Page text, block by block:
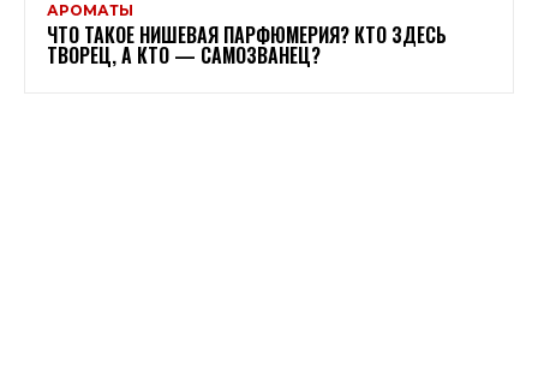
АРОМАТЫ
ЧТО ТАКОЕ НИШЕВАЯ ПАРФЮМЕРИЯ? КТО ЗДЕСЬ
ТВОРЕЦ, А КТО — САМОЗВАНЕЦ?